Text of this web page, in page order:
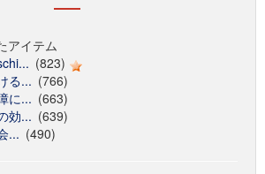
アイテム
(823)
る... (766)
に... (663)
効... (639)
... (490)